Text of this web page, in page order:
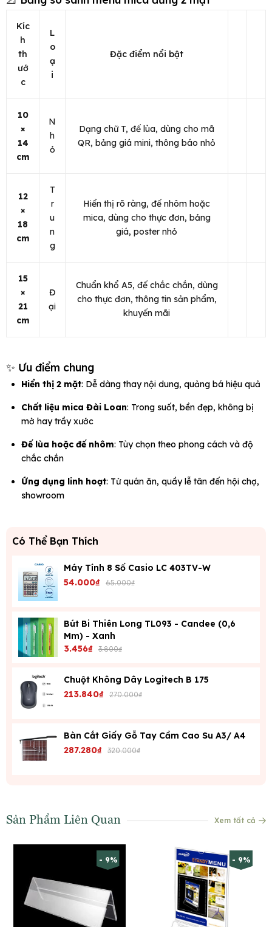
Kíc
h
th
ướ
c
L
o
ạ
i
Đặc điểm nổi bật
10
×
14
cm
N
h
ỏ
Dạng chữ T, đế lùa, dùng cho mã
QR, bảng giá mini, thông báo nhỏ
12
×
18
cm
T
r
u
n
g
Hiển thị rõ ràng, đế nhôm hoặc
mica, dùng cho thực đơn, bảng
giá, poster nhỏ
15
×
21
cm
Đ
ại
Chuẩn khổ A5, đế chắc chắn, dùng
cho thực đơn, thông tin sản phẩm,
khuyến mãi
✨ Ưu điểm chung
Hiển thị 2 mặt: Dễ dàng thay nội dung, quảng bá hiệu quả
Chất liệu mica Đài Loan: Trong suốt, bền đẹp, không bị
mờ hay trầy xước
Đế lùa hoặc đế nhôm: Tùy chọn theo phong cách và độ
chắc chắn
Ứng dụng linh hoạt: Từ quán ăn, quầy lễ tân đến hội chợ,
showroom
Có Thể Bạn Thích
Máy Tính 8 Số Casio LC 403TV-W
54.000₫ 65.000₫
Bút Bi Thiên Long TL093 - Candee (0,6
Mm) - Xanh
3.456₫ 3.800₫
Chuột Không Dây Logitech B 175
213.840₫ 270.000₫
Bàn Cắt Giấy Gỗ Tay Cầm Cao Su A3/ A4
287.280₫ 320.000₫
Sản Phẩm Liên Quan Xem tất cả
- 9% - 9%